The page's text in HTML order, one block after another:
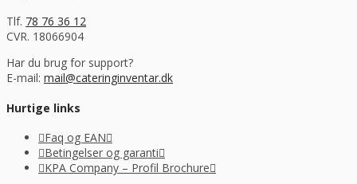
Tlf. 78 76 36 12
CVR. 18066904
Har du brug for support?
E-mail: mail@cateringinventar.dk
Hurtige links
Faq og EAN
Betingelser og garanti
KPA Company – Profil Brochure